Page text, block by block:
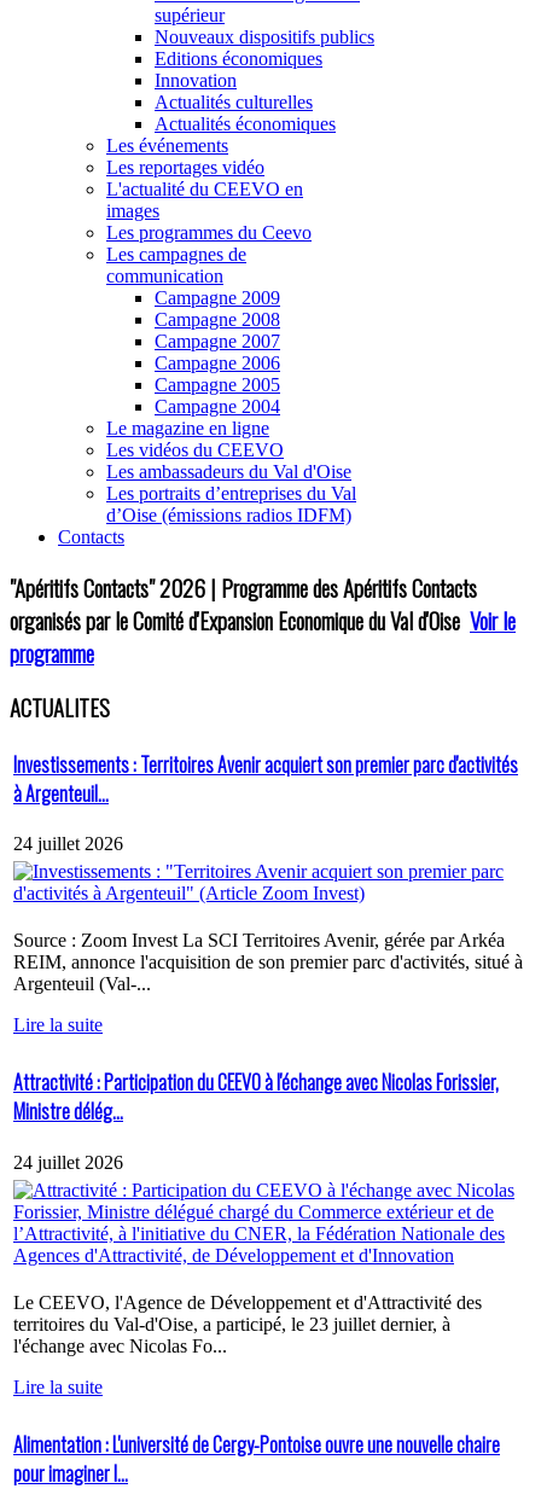
supérieur
Nouveaux dispositifs publics
Editions économiques
Innovation
Actualités culturelles
Actualités économiques
Les événements
Les reportages vidéo
L'actualité du CEEVO en
images
Les programmes du Ceevo
Les campagnes de
communication
Campagne 2009
Campagne 2008
Campagne 2007
Campagne 2006
Campagne 2005
Campagne 2004
Le magazine en ligne
Les vidéos du CEEVO
Les ambassadeurs du Val d'Oise
Les portraits d’entreprises du Val
d’Oise (émissions radios IDFM)
Contacts
"Apéritifs Contacts"2026 | Programme des Apéritifs Contacts
organisés par le Comité d'Expansion Economique du Val d'Oise Voir le
programme
ACTUALITES
Investissements : Territoires Avenir acquiert son premier parc d'activités
à Argenteuil...
24 juillet 2026
Source : Zoom Invest La SCI Territoires Avenir, gérée par Arkéa
REIM, annonce l'acquisition de son premier parc d'activités, situé à
Argenteuil (Val-...
Lire la suite
Attractivité : Participation du CEEVO à l'échange avec Nicolas Forissier,
Ministre délég...
24 juillet 2026
Le CEEVO, l'Agence de Développement et d'Attractivité des
territoires du Val-d'Oise, a participé, le 23 juillet dernier, à
l'échange avec Nicolas Fo...
Lire la suite
Alimentation : L'université de Cergy-Pontoise ouvre une nouvelle chaire
pour imaginer l...